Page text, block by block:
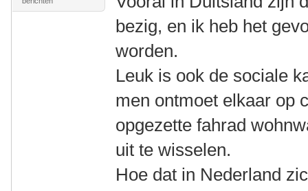
bezig, en ik heb het
worden.
Leuk is ook de sociale
men ontmoet elkaar op
opgezette fahrad
uit te wisselen.
Hoe dat in Nederland